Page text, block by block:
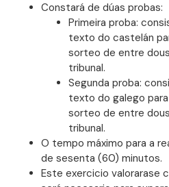
Constará de dúas probas:
Primeira proba:
texto do castelán
sorteo de entre
tribunal.
Segunda proba:
texto do galego
sorteo de entre
tribunal.
O tempo máximo para a
de sesenta (60) minutos.
Este exercicio valorarase